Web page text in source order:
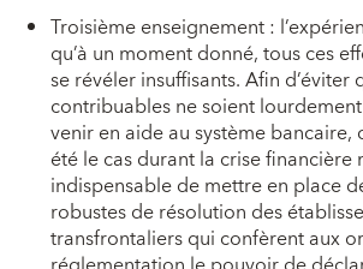
Troisième enseignement :
qu’à un moment donné, tous ces
se révéler insuffisants. Afin d’éviter
contribuables ne soient
venir en aide au système bancaire,
été le cas durant la crise financière
indispensable de mettre en place
robustes de résolution des
transfrontaliers qui confèrent aux